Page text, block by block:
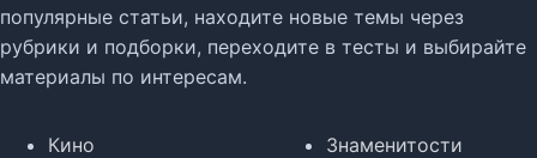
популярные статьи, находите новые темы через
рубрики и подборки, переходите в тесты и выбирайте
материалы по интересам.
Кино
Знаменитости